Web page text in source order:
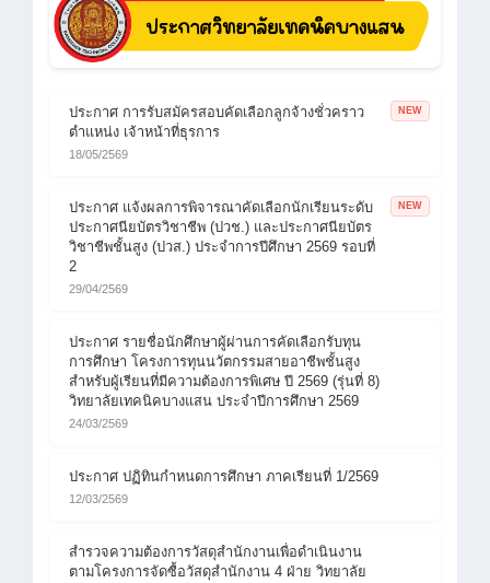
ประกาศ การรับสมัครสอบคัดเลือกลูกจ้างชั่วคราว
ตำแหน่ง เจ้าหน้าที่ธุรการ
18/05/2569
NEW
ประกาศ แจ้งผลการพิจารณาคัดเลือกนักเรียนระดับ
ประกาศนียบัตรวิชาชีพ (ปวช.) และประกาศนียบัตร
วิชาชีพชั้นสูง (ปวส.) ประจำการปีศึกษา 2569 รอบที่
2
29/04/2569
NEW
ประกาศ รายชื่อนักศึกษาผู้ผ่านการคัดเลือกรับทุน
การศึกษา โครงการทุนนวัตกรรมสายอาชีพชั้นสูง
สำหรับผู้เรียนที่มีความต้องการพิเศษ ปี 2569 (รุ่นที่ 8)
วิทยาลัยเทคนิคบางแสน ประจำปีการศึกษา 2569
24/03/2569
ประกาศ ปฏิทินกำหนดการศึกษา ภาคเรียนที่ 1/2569
12/03/2569
สำรวจความต้องการวัสดุสำนักงานเพื่อดำเนินงาน
ตามโครงการจัดซื้อวัสดุสำนักงาน 4 ฝ่าย วิทยาลัย